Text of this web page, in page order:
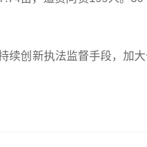
续创新执法监督手段，加